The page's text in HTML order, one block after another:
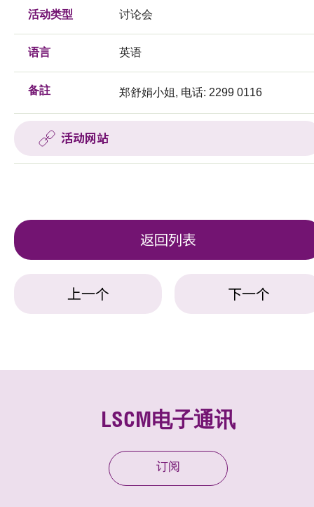
活动类型 讨论会
语言 英语
备註 郑舒娟小姐, 电话: 2299 0116
活动网站
返回列表
上一个 下一个
LSCM电子通讯
订阅